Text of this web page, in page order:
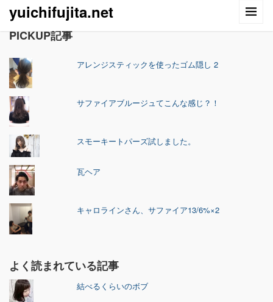
yuichifujita.net
PICKUP記事
アレンジスティックを使ったゴム隠し 2
サファイアブルージュてこんな感じ？！
スモーキートパーズ試しました。
瓦ヘア
キャロラインさん、サファイア13/6%×2
よく読まれている記事
結べるくらいのボブ